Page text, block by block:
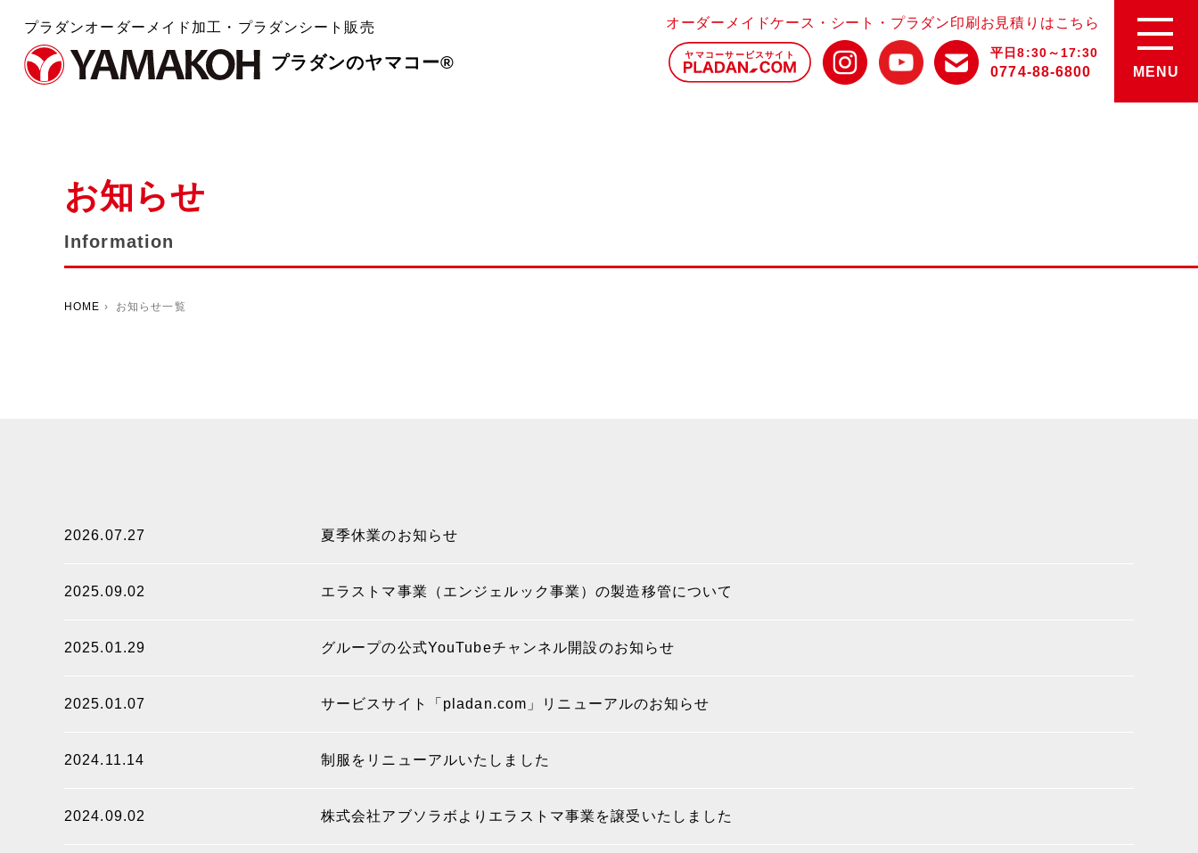
プラダンオーダーメイド加工・プラダンシート販売
プラダンのヤマコー®
オーダーメイドケース・シート・プラダン印刷お見積りはこちら
平日8:30～17:30
0774-88-6800 MENU
お知らせ
Information
HOME › お知らせ一覧
2026.07.27 夏季休業のお知らせ
2025.09.02 エラストマ事業（エンジェルック事業）の製造移管について
2025.01.29 グループの公式YouTubeチャンネル開設のお知らせ
2025.01.07 サービスサイト「pladan.com」リニューアルのお知らせ
2024.11.14 制服をリニューアルいたしました
2024.09.02 株式会社アブソラボよりエラストマ事業を譲受いたしました